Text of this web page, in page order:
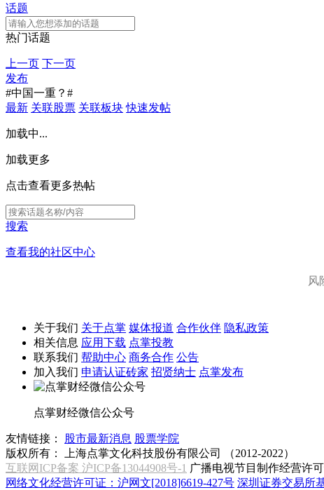
话题
热门话题
上一页 下一页
发布
#中国一重？#
最新 关联股票 关联板块 快速发帖
加载中...
加载更多
点击查看更多热帖
搜索
查看我的社区中心
风
关于我们 关于点掌 媒体报道 合作伙伴 隐私政策
相关信息 应用下载 点掌投教
联系我们 帮助中心 商务合作 公告
加入我们 申请认证砖家 招贤纳士 点掌发布
点掌财经微信公众号
友情链接： 股市最新消息 股票学院
版权所有：
上海点掌文化科技股份有限公司 （2012-2022）
互联网ICP备案 沪ICP备13044908号-1 广播电视节目制作经营许
网络文化经营许可证：沪网文[2018]6619-427号 深圳证券交易所